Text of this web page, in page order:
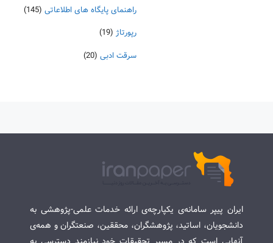
راهنمای پایگاه های اطلاعاتی (145)
رپورتاژ (19)
سرقت ادبی (20)
ایران پیپر سامانه‌ی یکپارچه‌ی ارائه خدمات علمی-پژوهشی به
دانشجویان، اساتید، پژوهشگران، محققین، صنعتگران و همه‌ی